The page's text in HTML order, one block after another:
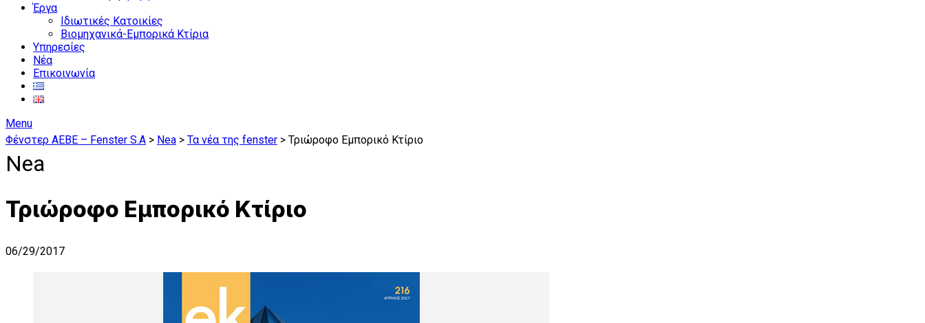
Έργα
Ιδιωτικές Κατοικίες
Βιομηχανικά-Εμπορικά Κτίρια
Υπηρεσίες
Νέα
Επικοινωνία
Menu
Φένστερ ΑΕΒΕ – Fenster S.A > Nea > Τα νέα της fenster > Τριώροφο Εμπορικό Κτίριο
Nea
Τριώροφο Εμπορικό Κτίριο
06/29/2017